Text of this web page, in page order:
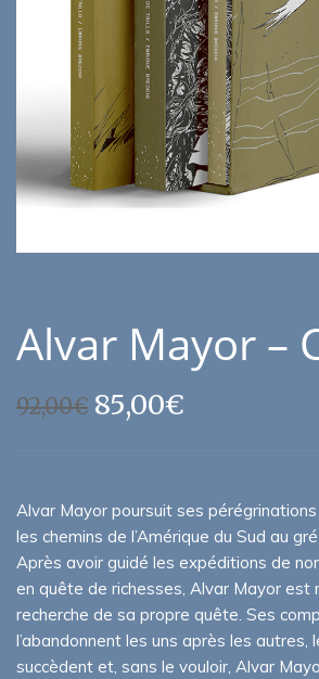
Alvar Mayor –
92,00€ Le
prix
92,00€.
85,00€
85,00€.
Alvar Mayor poursuit ses
les chemins de l’Amérique du Sud au
Après avoir guidé les expéditions de
en quête de richesses, Alvar Mayor est
recherche de sa propre quête. Ses
l’abandonnent les uns après les autres,
succèdent et, sans le vouloir, Alvar